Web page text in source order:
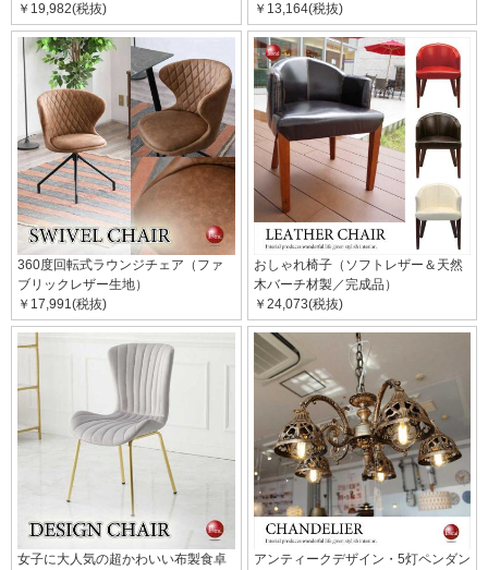
￥19,982(税抜)
￥13,164(税抜)
360度回転式ラウンジチェア（ファ
ブリックレザー生地）
￥17,991(税抜)
おしゃれ椅子（ソフトレザー＆天然
木バーチ材製／完成品）
￥24,073(税抜)
女子に大人気の超かわいい布製食卓
アンティークデザイン・5灯ペンダン